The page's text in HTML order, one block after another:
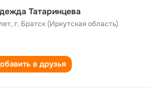
Татаринцева
,г. Братск (Иркутская область)
в друзья